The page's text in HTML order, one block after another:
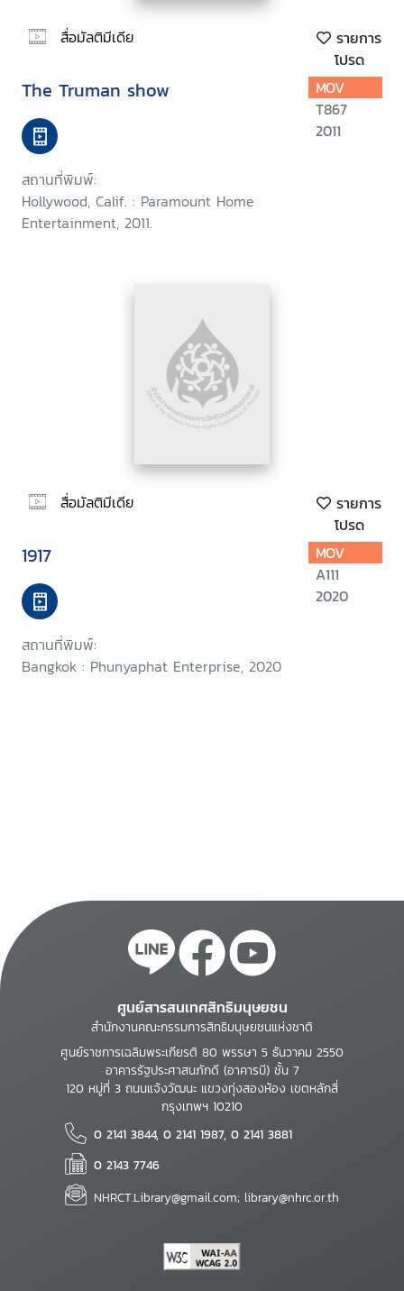
สื่อมัลติมีเดีย
รายการ
โปรด
The Truman show
สถานที่พิมพ์:
Hollywood, Calif. : Paramount Home
Entertainment, 2011.
MOV
T867
2011
สื่อมัลติมีเดีย
รายการ
โปรด
1917
สถานที่พิมพ์:
Bangkok : Phunyaphat Enterprise, 2020
MOV
A111
2020
ศูนย์สารสนเทศสิทธิมนุษยชน
สำนักงานคณะกรรมการสิทธิมนุษยชนแห่งชาติ
ศูนย์ราชการเฉลิมพระเกียรติ 80 พรรษา 5 ธันวาคม 2550
อาคารรัฐประศาสนภักดี (อาคารบี) ชั้น 7
120 หมู่ที่ 3 ถนนแจ้งวัฒนะ แขวงทุ่งสองห้อง เขตหลักสี่
กรุงเทพฯ 10210
0 2141 3844, 0 2141 1987, 0 2141 3881
0 2143 7746
NHRCT.Library@gmail.com; library@nhrc.or.th